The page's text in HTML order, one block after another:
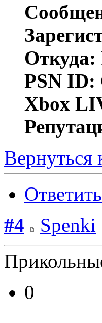
Откуда:
PSN ID:
Xbox
Вернуться
#4
Spenki
0